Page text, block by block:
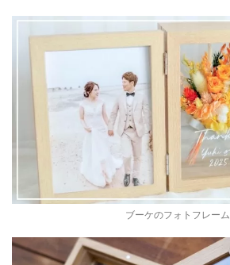
ブーケのフォトフレーム